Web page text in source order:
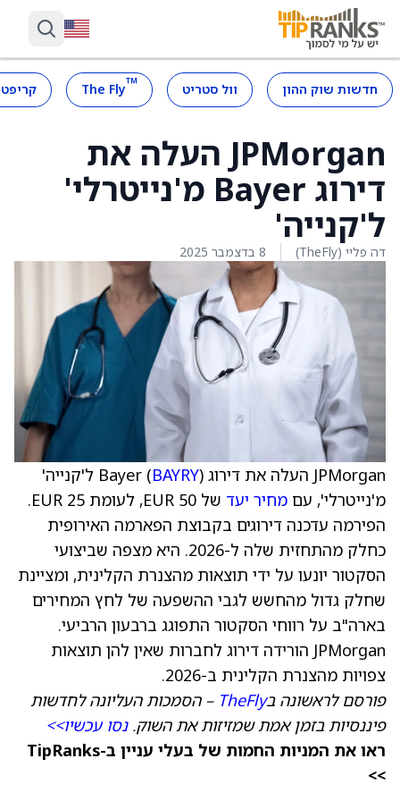
חדשות שוק ההון וול סטריט ™
The Fly
JPMorgan העלה את
דירוג Bayer מ'נייטרלי'
ל'קנייה'
דה פליי (TheFly) 8 בדצמבר 2025
JPMorgan העלה את דירוג Bayer ( BAYRY
) ל'קנייה'
מ'נייטרלי', עם מחיר יעד
של EUR 50, לעומת EUR 25.
הפירמה עדכנה דירוגים בקבוצת הפארמה האירופית
כחלק מהתחזית שלה ל-2026. היא מצפה שביצועי
הסקטור יונעו על ידי תוצאות מהצנרת הקלינית, ומציינת
שחלק גדול מהחשש לגבי ההשפעה של לחץ המחירים
בארה"ב על רווחי הסקטור התפוגג ברבעון הרביעי.
JPMorgan הורידה דירוג לחברות שאין להן תוצאות
צפויות מהצנרת הקלינית ב-2026.
פורסם לראשונה בTheFly – הסמכות העליונה לחדשות
פיננסיות בזמן אמת שמזיזות את השוק.נסו עכשיו>>
ראו את המניות החמות של בעלי עניין ב-TipRanks
>>